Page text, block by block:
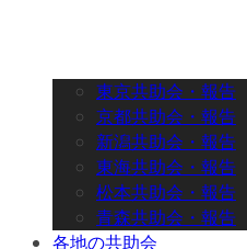
東京共助会・報告
京都共助会・報告
新潟共助会・報告
東海共助会・報告
松本共助会・報告
青森共助会・報告
各地の共助会